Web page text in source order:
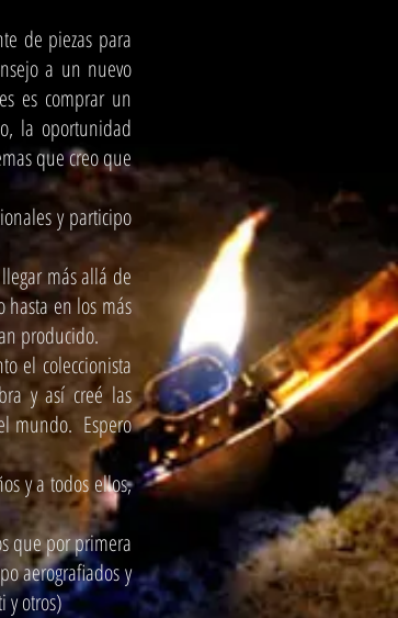
de piezas para
a un nuevo
es comprar un
la oportunidad
que creo que
y participo
más allá de
hasta en los más
producido.
el coleccionista
y así creé las
mundo. Espero
y a todos ellos,
que por primera
aerografiados y
y otros)